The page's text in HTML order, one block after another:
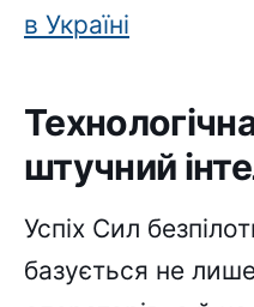
в Україні
штучний
Успіх Сил
базується не